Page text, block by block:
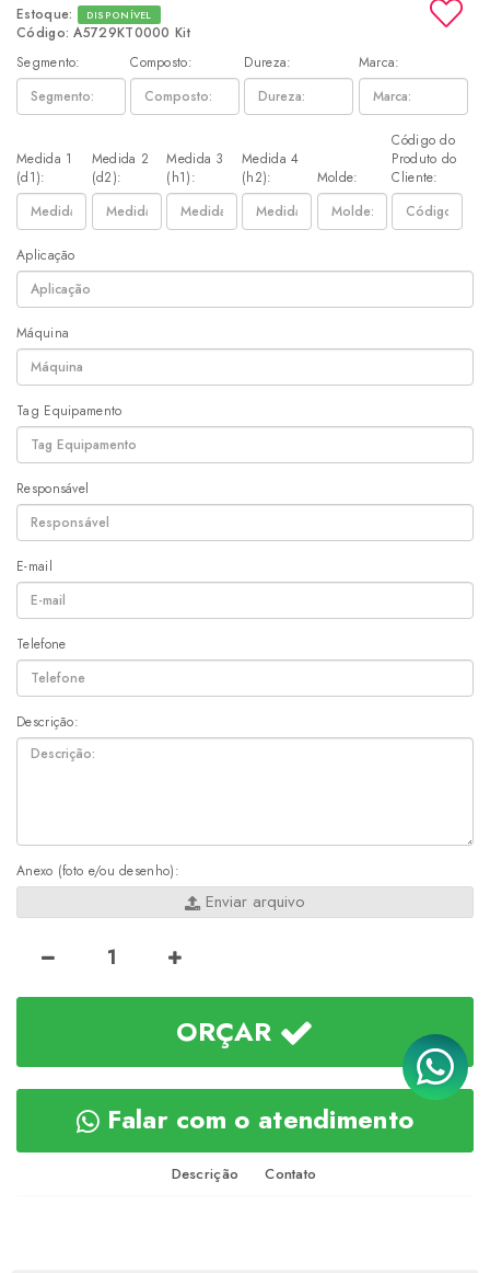
Estoque:
DISPONÍVEL
Código: A5729KT0000 Kit
Segmento:
Composto: Dureza: Marca:
Medida 1
(d1):
Medida 2
(d2):
Medida 3
(h1):
Medida 4
(h2):
Molde:
Código do
Produto do
Cliente:
Aplicação
Máquina
Tag Equipamento
Responsável
E-mail
Telefone
Descrição:
Anexo (foto e/ou desenho):
Enviar arquivo
ORÇAR
Falar com o atendimento
Descrição Contato